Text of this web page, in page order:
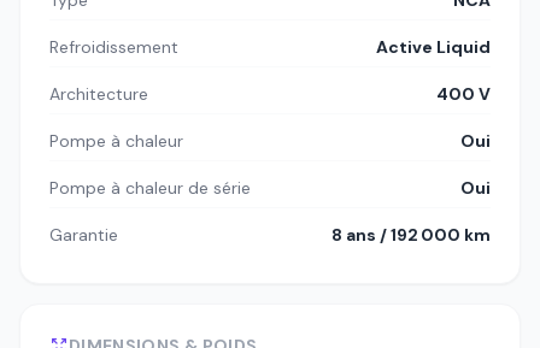
Refroidissement Active Liquid
Architecture 400 V
Pompe à chaleur Oui
Pompe à chaleur de série Oui
Garantie 8 ans / 192 000 km